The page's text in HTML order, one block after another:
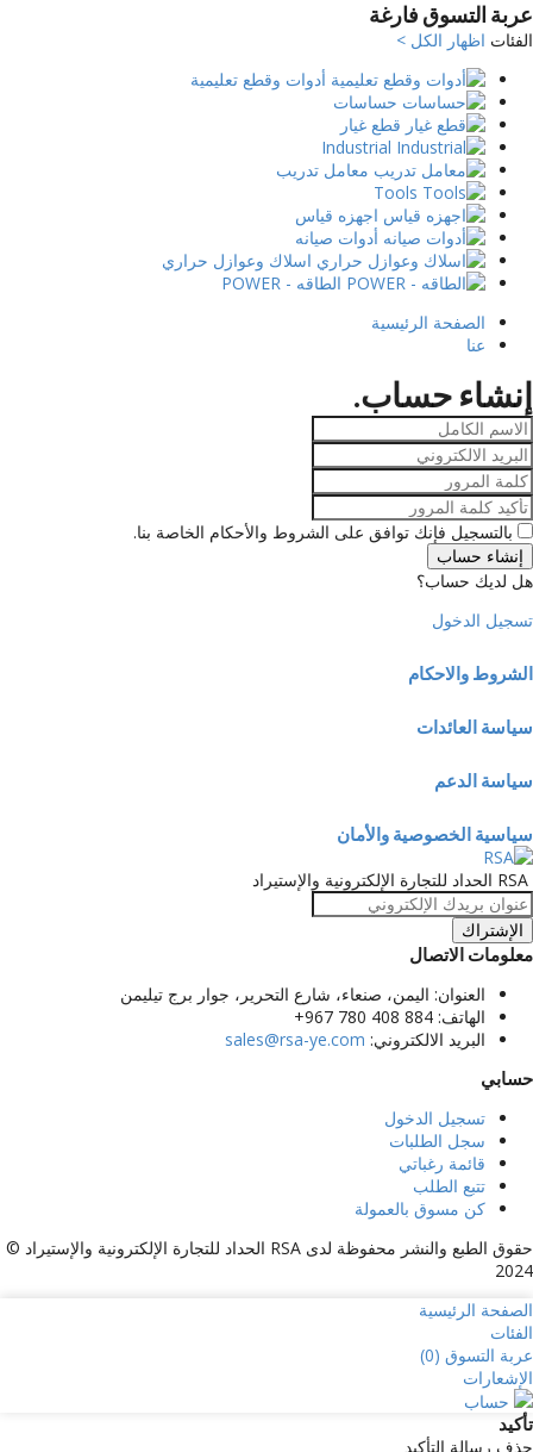
عربة التسوق فارغة
الفئات اظهار الكل >
أدوات وقطع تعليمية
حساسات
قطع غيار
Industrial
معامل تدريب
Tools
اجهزه قياس
أدوات صيانه
اسلاك وعوازل حراري
الطاقه - POWER
الصفحة الرئيسية
عنا
إنشاء حساب.
بالتسجيل فإنك توافق على الشروط والأحكام الخاصة بنا.
إنشاء حساب
هل لديك حساب؟
تسجيل الدخول
الشروط والاحكام
سياسة العائدات
سياسة الدعم
سياسية الخصوصية والأمان
الإشتراك
معلومات الاتصال
العنوان: اليمن، صنعاء، شارع التحرير، جوار برج تيليمن
الهاتف: 884 408 780 967+
البريد الالكتروني: sales@rsa-ye.com
حسابي
تسجيل الدخول
سجل الطلبات
قائمة رغباتي
تتبع الطلب
كن مسوق بالعمولة
حقوق الطبع والنشر محفوظة لدى RSA الحداد للتجارة الإلكترونية والإستيراد ©
2024
الصفحة الرئيسية
الفئات
عربة التسوق (0
)
الإشعارات
حساب
تأكيد
حذف رسالة التأكيد